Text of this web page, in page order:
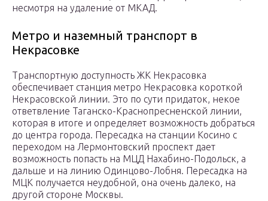
несмотря на удаление от МКАД.
Метро и наземный транспорт в
Некрасовке
Транспортную доступность ЖК Некрасовка
обеспечивает станция метро Некрасовка короткой
Некрасовской линии. Это по сути придаток, некое
ответвление Таганско-Краснопресненской линии,
которая в итоге и определяет возможность добраться
до центра города. Пересадка на станции Косино с
переходом на Лермонтовский проспект дает
возможность попасть на МЦД Нахабино-Подольск, а
дальше и на линию Одинцово-Лобня. Пересадка на
МЦК получается неудобной, она очень далеко, на
другой стороне Москвы.